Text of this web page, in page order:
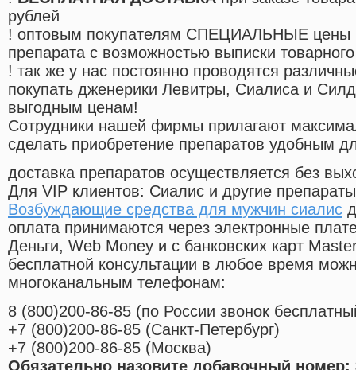
рублей
! оптовым покупателям СПЕЦИАЛЬНЫЕ цены
препарата с возможностью выписки
! так же у нас постоянно проводятся
покупать дженерики Левитры, Сиалиса и
выгодным ценам!
Cотрудники нашей фирмы прилагают
сделать приобретение препаратов удобным
доставка препаратов осуществляется без
Для VIP клиентов: Сиалис и другие
Возбуждающие средства для мужчин сиалис
оплата принимаются через электронные
Деньги, Web Money и с банковских карт
бесплатной консультации в любое время
многоканальным телефонам:
8 (800)200-86-85 (по России звонок
+7 (800)200-86-85 (Санкт-Петербург)
+7 (800)200-86-85 (Москва)
Обязательно назовите добавочный номер: